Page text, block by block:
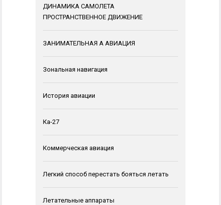
ДИНАМИКА САМОЛЕТА
ПРОСТРАНСТВЕННОЕ ДВИЖЕНИЕ
ЗАНИМАТЕЛЬНАЯ А АВИАЦИЯ
Зональная навигация
История авиации
Ка-27
Коммерческая авиация
Легкий способ перестать бояться летать
Летательные аппараты